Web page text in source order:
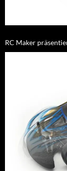
RC Maker